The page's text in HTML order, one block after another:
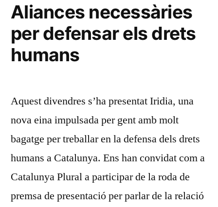
al
Aliances necessàries
per defensar els drets
humans
Aquest divendres s’ha presentat Iridia, una
nova eina impulsada per gent amb molt
bagatge per treballar en la defensa dels drets
humans a Catalunya. Ens han convidat com a
Catalunya Plural a participar de la roda de
premsa de presentació per parlar de la relació